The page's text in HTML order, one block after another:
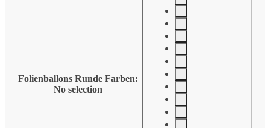
Folienballons Runde Farben:
No selection